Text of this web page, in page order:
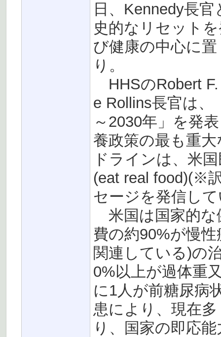
日、Kennedy長
史的なリセット
び健康の中心に
り。
HHSのRobert F.
e Rollins長官は、
～2030年」を発
養政策の最も重
ドラインは、米
(eat real food)(※
セージを発信し
米国は国家的な
費の約90%が慢
関連している)の
0%以上が過体重
に1人が前糖尿病
患により、現在
り、国家の即応